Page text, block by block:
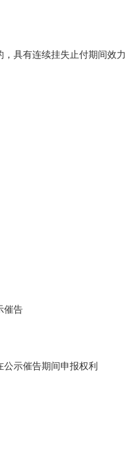
具有连续挂失止付期间效力
催告
示催告期间申报权利